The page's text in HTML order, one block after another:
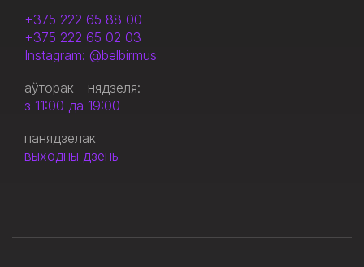
+375 222 65 88 00
+375 222 65 02 03
Instagram: @belbirmus
аўторак - нядзеля:
з 11:00 да 19:00
панядзелак
выходны дзень